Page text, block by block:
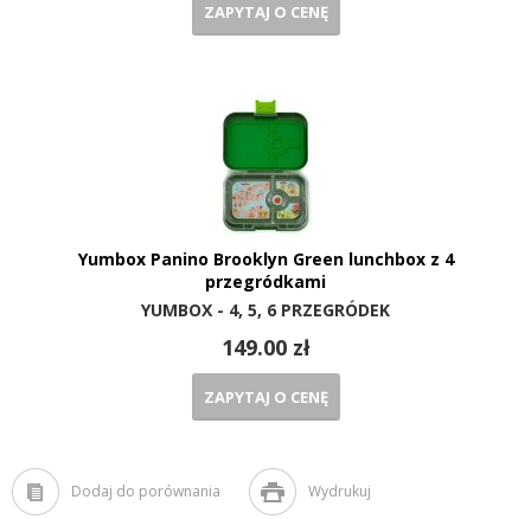
ZAPYTAJ O CENĘ
Yumbox Panino Brooklyn Green lunchbox z 4
przegródkami
YUMBOX - 4, 5, 6 PRZEGRÓDEK
149.00 zł
ZAPYTAJ O CENĘ
Dodaj do porównania Wydrukuj